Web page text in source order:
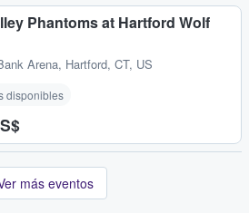
Phantoms at Hartford Wolf
Arena, Hartford, CT, US
disponibles
más eventos